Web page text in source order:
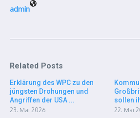
admin
Related Posts
Erklärung des WPC zu den
jüngsten Drohungen und
Angriffen der USA ...
23. Mai 2026
sollen
22. Mai